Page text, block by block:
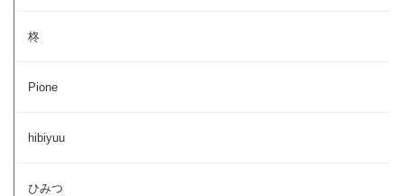
柊
Pione
hibiyuu
ひみつ